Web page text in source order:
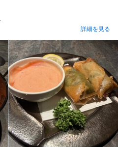
詳細を見る